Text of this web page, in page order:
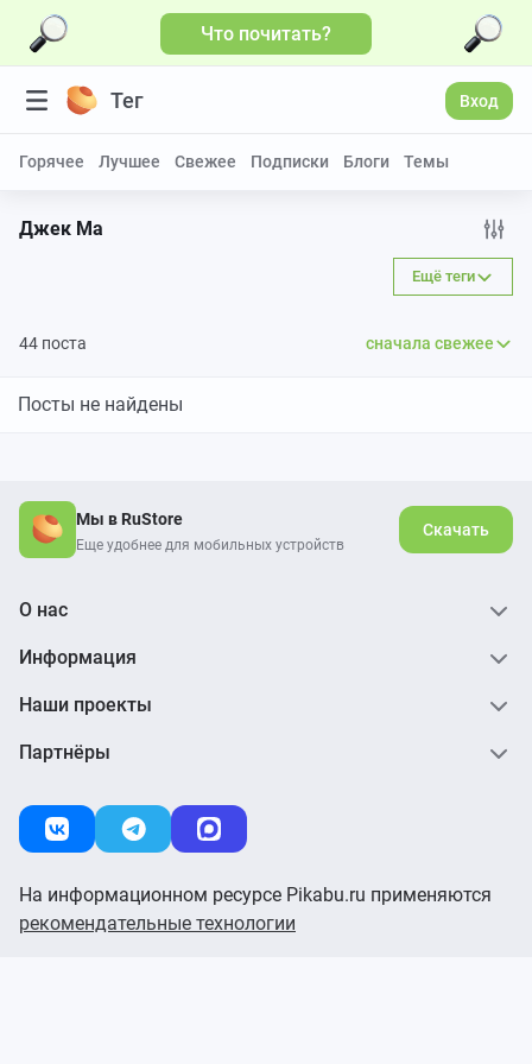
Что почитать?
Тег Вход
Горячее Лучшее Свежее Подписки Блоги Темы
Джек Ма
Ещё теги
44 поста сначала свежее
Посты не найдены
Мы в RuStore
Еще удобнее для мобильных устройств
Скачать
О нас
Информация
Наши проекты
Партнёры
На информационном ресурсе Pikabu.ru применяются
рекомендательные технологии